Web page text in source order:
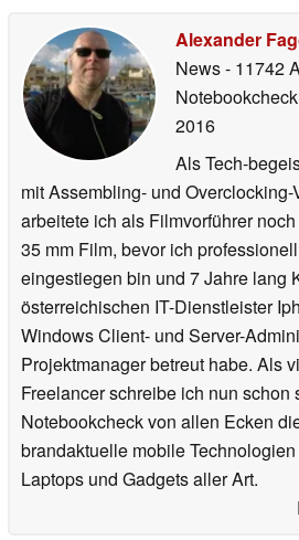
Alexander
News- 11742
2016
Als Tech-
mit Assembling- und Overclocking-
arbeitete ich als Filmvorführer
35 mm Film, bevor ich
eingestiegen bin und 7 Jahre lang
österreichischen IT-Dienstleister
Windows Client- und Server-
Projektmanager betreut habe. Als
Freelancer schreibe ich nun schon
Notebookcheck von allen Ecken
brandaktuelle mobile
Laptops und Gadgets aller Art.